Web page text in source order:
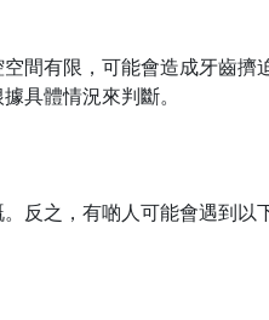
間有限，可能會造成牙齒擠
具體情況來判斷。
反之，有啲人可能會遇到以